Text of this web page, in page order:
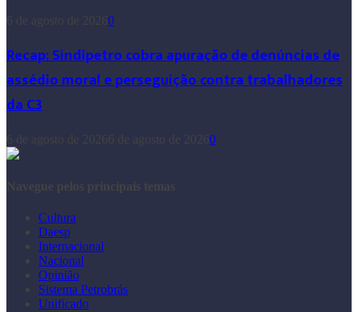
0
Recap: Sindipetro cobra apuração de denúncias de
assédio moral e perseguição contra trabalhadores
da C3
0
Navegue pelos principais temas
Cultura
Daesp
Internacional
Nacional
Opinião
Sistema Petrobrás
Unificado